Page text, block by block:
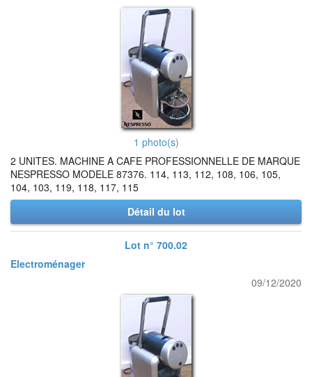
1 photo(s)
2 UNITES. MACHINE A CAFE PROFESSIONNELLE DE MARQUE
NESPRESSO MODELE 87376. 114, 113, 112, 108, 106, 105,
104, 103, 119, 118, 117, 115
Détail du lot
Lot n° 700.02
Electroménager
09/12/2020